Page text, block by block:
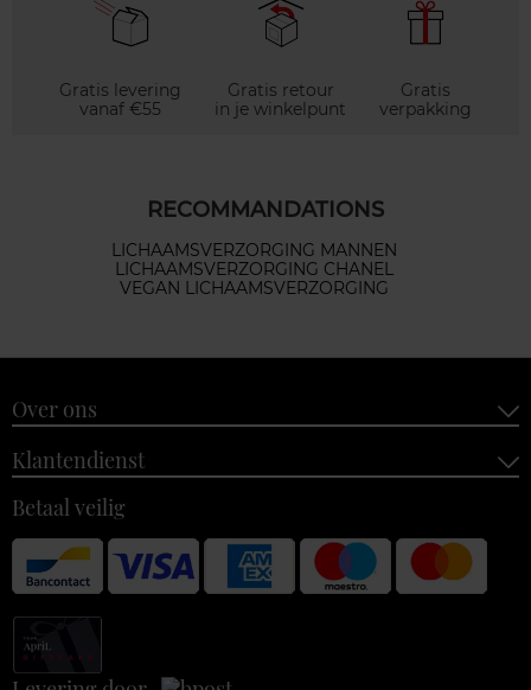
Gratis levering
vanaf €55
Gratis retour
in je winkelpunt
Gratis
verpakking
RECOMMANDATIONS
LICHAAMSVERZORGING MANNEN
LICHAAMSVERZORGING CHANEL
VEGAN LICHAAMSVERZORGING
Over ons
Klantendienst
Betaal veilig